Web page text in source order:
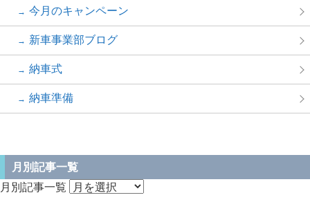
今月のキャンペーン
新車事業部ブログ
納車式
納車準備
月別記事一覧
月別記事一覧